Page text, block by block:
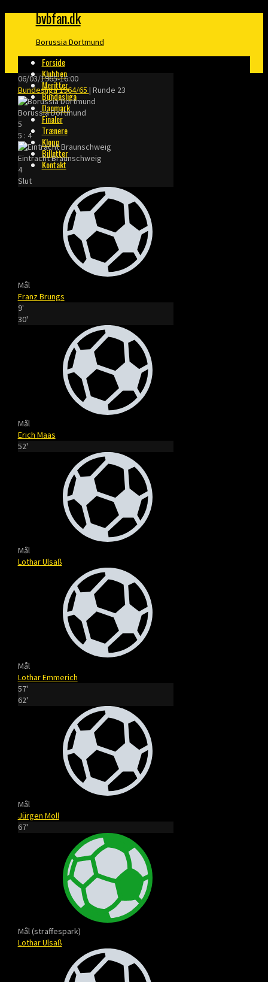
bvbfan.dk
Borussia Dortmund
Forside
Klubben
Meritter
Bundesliga
Danmark
Finaler
Trænere
Klopp
Billetter
Kontakt
06/03/1965-16:00
Bundesliga 1964/65 | Runde 23
Borussia Dortmund
5
5 : 4
Eintracht Braunschweig
4
Slut
Mål
Franz Brungs
9'
30'
Mål
Erich Maas
52'
Mål
Lothar Ulsaß
Mål
Lothar Emmerich
57'
62'
Mål
Jürgen Moll
67'
Mål (straffespark)
Lothar Ulsaß